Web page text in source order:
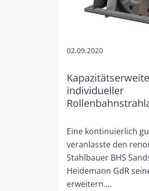
02.09.2020
individueller
Eine kontinuierlich
veranlasste den
Stahlbauer BHS
Heidemann GdR
erweitern.…